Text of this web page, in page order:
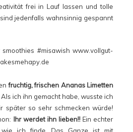
frei in Lauf lassen und tolle
jedenfalls wahnsinnig gespannt
fruchtig, frischen Ananas Limetten
ich ihn gemacht habe, wusste ich
später so sehr schmecken würde!
Ihr werdet ihn lieben!!Ein echter